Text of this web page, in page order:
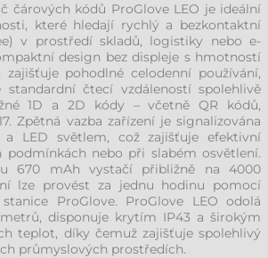
čárových kódů ProGlove LEO je ideální
které hledají rychlý a bezkontaktní
v prostředí skladů, logistiky nebo e-
design bez displeje s hmotností
pohodlné celodenní používání,
čtecí vzdáleností spolehlivě
1D a 2D kódy – včetně QR kódů,
Zpětná vazba zařízení je signalizována
a LED světlem, což zajišťuje efektivní
nebo při slabém osvětlení.
670 mAh vystačí přibližně na 4000
lze provést za jednu hodinu pomocí
ProGlove. ProGlove LEO odolá
disponuje krytím IP43 a širokým
teplot, díky čemuž zajišťuje spolehlivý
průmyslových prostředích.